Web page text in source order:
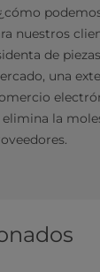
nuestros
de
una
la